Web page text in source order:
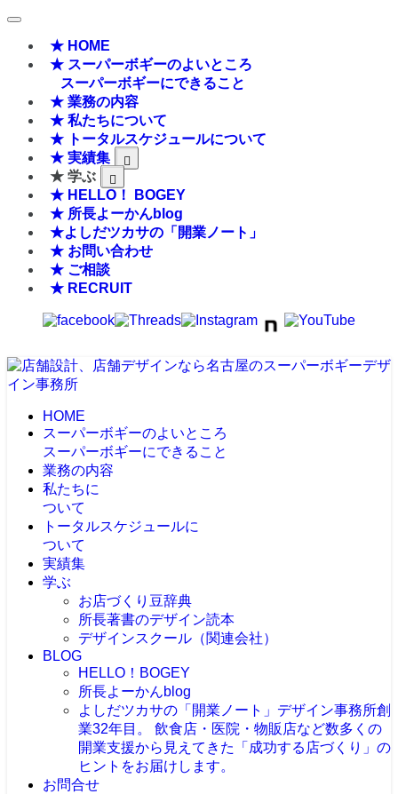
★ HOME
★ スーパーボギーのよいところ
スーパーボギーにできること
★ 業務の内容
★ 私たちについて
★ トータルスケジュールについて
★ 実績集
★ 学ぶ
★ HELLO！ BOGEY
★ 所長よーかんblog
★よしだツカサの「開業ノート」
★ お問い合わせ
★ ご相談
★ RECRUIT
HOME
スーパーボギーのよいところ
スーパーボギーにできること
業務の内容
私たちに
ついて
トータルスケジュールに
ついて
実績集
学ぶ
お店づくり豆辞典
所長著書のデザイン読本
デザインスクール（関連会社）
BLOG
HELLO！BOGEY
所長よーかんblog
よしだツカサの「開業ノート」 デザイン事務所創
業32年目。 飲食店・医院・物販店など数多くの
開業支援から見えてきた「成功する店づくり」の
ヒントをお届けします。
お問合せ